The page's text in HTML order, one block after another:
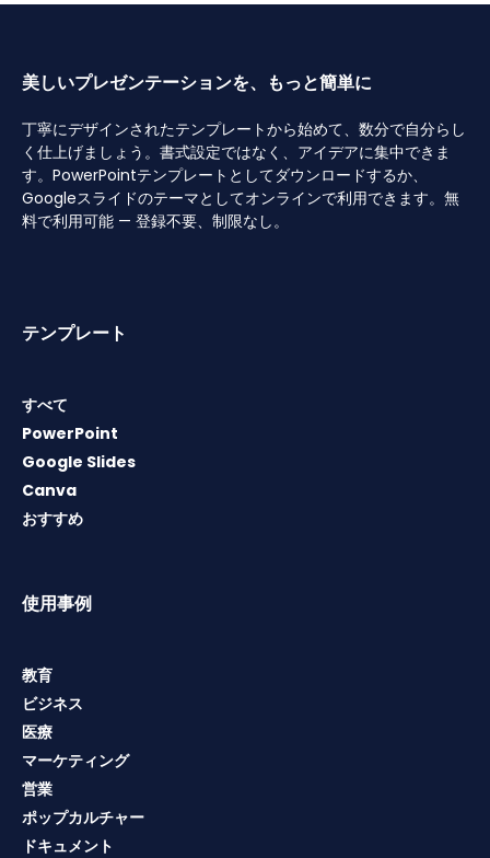
美しいプレゼンテーションを、もっと簡単に
丁寧にデザインされたテンプレートから始めて、数分で自分らし
く仕上げましょう。書式設定ではなく、アイデアに集中できま
す。PowerPointテンプレートとしてダウンロードするか、
Googleスライドのテーマとしてオンラインで利用できます。無
料で利用可能 — 登録不要、制限なし。
テンプレート
すべて
PowerPoint
Google Slides
Canva
おすすめ
使用事例
教育
ビジネス
医療
マーケティング
営業
ポップカルチャー
ドキュメント